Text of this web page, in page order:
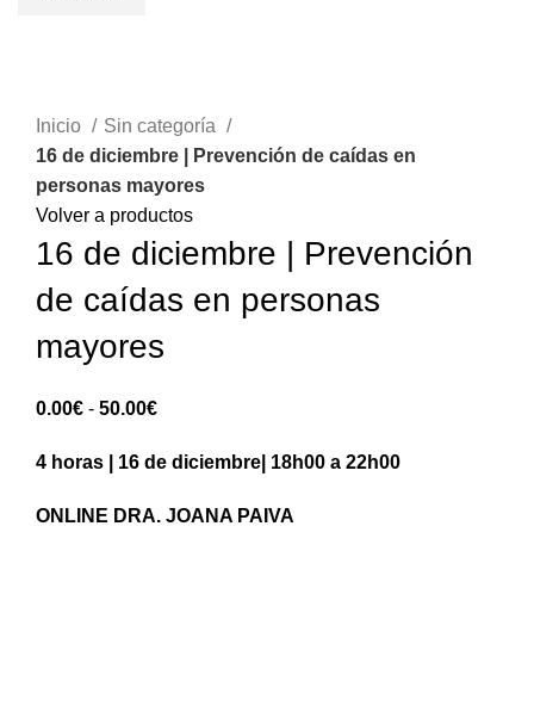
Inicio
Sin categoría
16 de diciembre | Prevención de caídas en
personas mayores
Volver a productos
16 de diciembre | Prevención
de caídas en personas
mayores
0.00€ - 50.00€Rango
precios:
hasta
4 horas | 16 de diciembre| 18h00 a 22h00
ONLINE DRA. JOANA PAIVA